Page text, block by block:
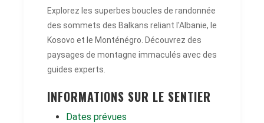
Explorez les superbes boucles de randonnée
des sommets des Balkans reliant l'Albanie, le
Kosovo et le Monténégro. Découvrez des
paysages de montagne immaculés avec des
guides experts.
INFORMATIONS SUR LE SENTIER
Dates prévues